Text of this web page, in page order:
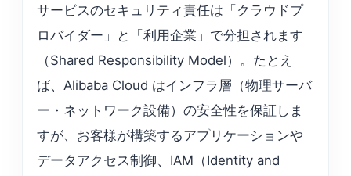
サービスのセキュリティ責任は「クラウドプ
ロバイダー」と「利用企業」で分担されます
（Shared Responsibility Model）。たとえ
ば、Alibaba Cloud はインフラ層（物理サーバ
ー・ネットワーク設備）の安全性を保証しま
すが、お客様が構築するアプリケーションや
データアクセス制御、IAM（Identity and